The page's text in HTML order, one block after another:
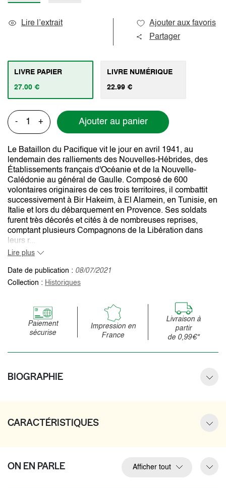
Lire l’extrait
Ajouter aux favoris
Partager
LIVRE PAPIER
27.00 €
LIVRE NUMÉRIQUE
22.99 €
- + Ajouter au panier
Le Bataillon du Pacifique vit le jour en avril 1941, au
lendemain des ralliements des Nouvelles-Hébrides, des
Établissements français d'Océanie et de la Nouvelle-
Calédonie au général de Gaulle. Composé de 600
volontaires originaires de ces trois territoires, il combattit
successivement à Bir Hakeim, à El Alamein, en Tunisie, en
Italie et lors du débarquement en Provence. Ses soldats
furent très décorés et cités à de nombreuses reprises,
comptant plusieurs Compagnons de la Libération dans
leurs r...
Lire plus
Date de publication : 08/07/2021
Collection : Historiques
Paiement
sécurise
Impression en
France
Livraison à
partir
de 0,99€*
BIOGRAPHIE
CARACTÉRISTIQUES
Afficher tout
ON EN PARLE